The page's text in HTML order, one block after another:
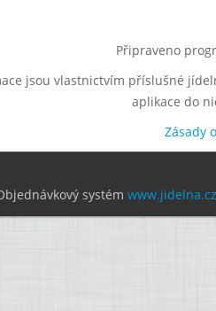
Připraveno
jsou vlastnictvím příslušné
aplikace do
Zásady
systém www.jidelna.cz